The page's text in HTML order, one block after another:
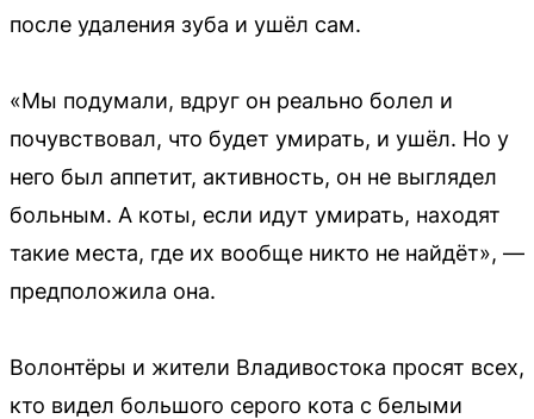
после удаления зуба и ушёл сам.
«Мы подумали, вдруг он реально болел и
почувствовал, что будет умирать, и ушёл. Но у
него был аппетит, активность, он не выглядел
больным. А коты, если идут умирать, находят
такие места, где их вообще никто не найдёт», —
предположила она.
Волонтёры и жители Владивостока просят всех,
кто видел большого серого кота с белыми